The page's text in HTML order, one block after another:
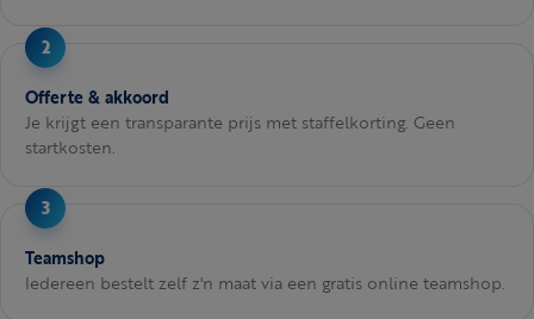
Offerte & akkoord
Je krijgt een transparante prijs met staffelkorting. Geen
startkosten.
Teamshop
Iedereen bestelt zelf z'n maat via een gratis online teamshop.